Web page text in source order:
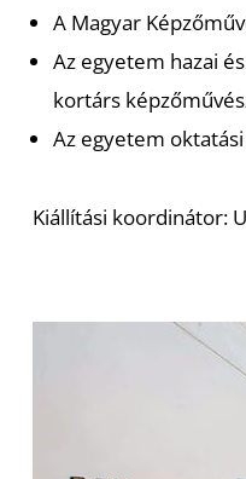
A Magyar
Az egyetem hazai
kortárs
Az egyetem
Kiállítási koordinátor: